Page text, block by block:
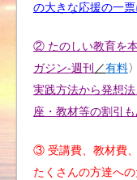
の大きな応援の一票
② たのしい教育を
ガジン-週刊 ／有料〉
実践方法から発想
座・教材等の割引
③ 受講費、教材費
たくさんの方達へ